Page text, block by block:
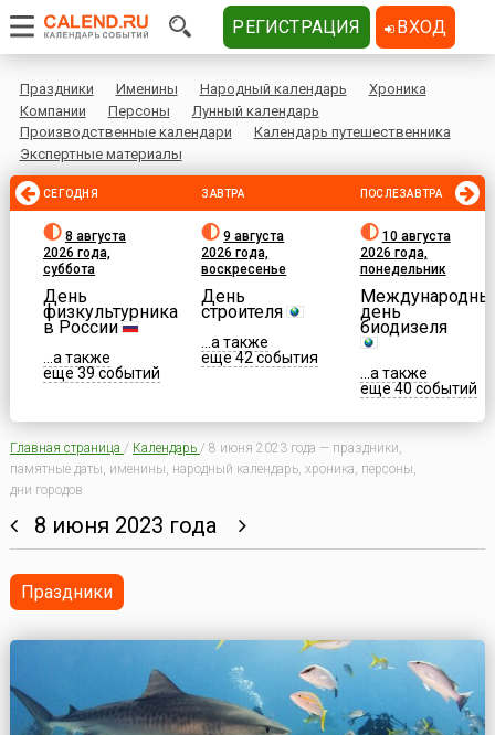
Праздники Именины Народный календарь
Хроника
Компании
Персоны
Лунный календарь
Производственные календари
Календарь путешественника
Экспертные материалы
СЕГОДНЯ
8 августа
2026 года,
суббота
День
физкультурника
в России
...а также
еще 39 событий
ЗАВТРА
9 августа
2026 года,
воскресенье
День
строителя
...а также
еще 42 события
ПОСЛЕЗАВТРА
10 августа
2026 года,
понедельник
день
биодизеля
...а также
еще 40 событий
Главная страница / Календарь / 8 июня 2023 года — праздники,
памятные даты, именины, народный календарь, хроника, персоны,
дни городов
8 июня 2023 года
Праздники
РЕГИСТРАЦИЯ ВХОД